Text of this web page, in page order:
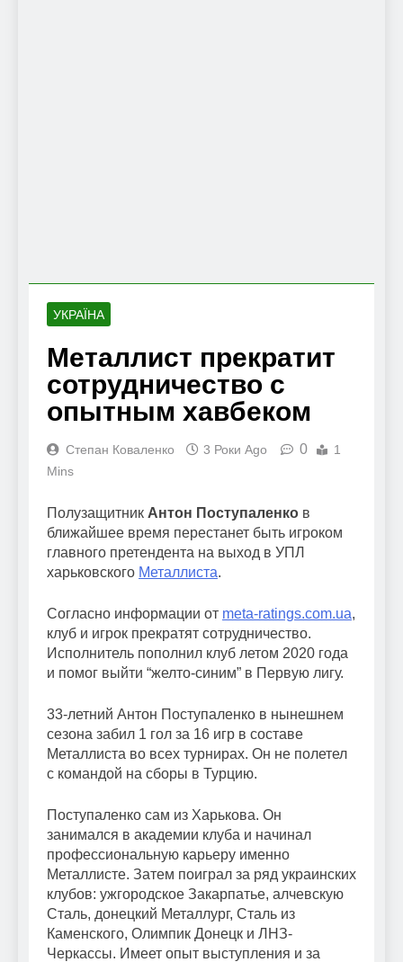
УКРАЇНА
Металлист прекратит
сотрудничество с
опытным хавбеком
Степан Коваленко 3 Роки Ago 0
1
Mins
Полузащитник Антон Поступаленко в
ближайшее время перестанет быть игроком
главного претендента на выход в УПЛ
харьковского Металлиста.
Согласно информации от meta-ratings.com.ua,
клуб и игрок прекратят сотрудничество.
Исполнитель пополнил клуб летом 2020 года
и помог выйти “желто-синим” в Первую лигу.
33-летний Антон Поступаленко в нынешнем
сезона забил 1 гол за 16 игр в составе
Металлиста во всех турнирах. Он не полетел
с командой на сборы в Турцию.
Поступаленко сам из Харькова. Он
занимался в академии клуба и начинал
профессиональную карьеру именно
Металлисте. Затем поиграл за ряд украинских
клубов: ужгородское Закарпатье, алчевскую
Сталь, донецкий Металлург, Сталь из
Каменского, Олимпик Донецк и ЛНЗ-
Черкассы. Имеет опыт выступления и за